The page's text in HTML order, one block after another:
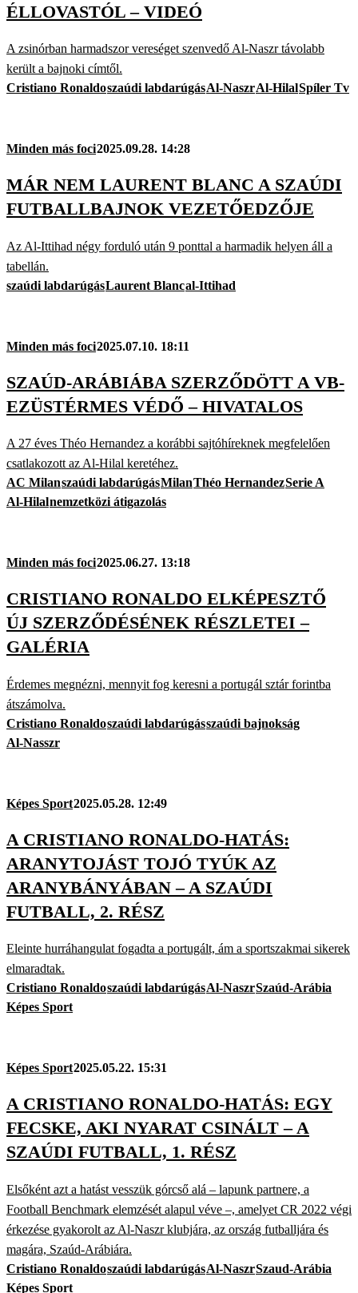
ÉLLOVASTÓL – VIDEÓ
A zsinórban harmadszor vereséget szenvedő Al-Naszr távolabb
került a bajnoki címtől.
Cristiano Ronaldoszaúdi labdarúgásAl-NaszrAl-HilalSpíler Tv
Minden más foci2025.09.28. 14:28
MÁR NEM LAURENT BLANC A SZAÚDI
FUTBALLBAJNOK VEZETŐEDZŐJE
Az Al-Ittihad négy forduló után 9 ponttal a harmadik helyen áll a
tabellán.
szaúdi labdarúgásLaurent Blancal-Ittihad
Minden más foci2025.07.10. 18:11
SZAÚD-ARÁBIÁBA SZERZŐDÖTT A VB-
EZÜSTÉRMES VÉDŐ – HIVATALOS
A 27 éves Théo Hernandez a korábbi sajtóhíreknek megfelelően
csatlakozott az Al-Hilal keretéhez.
AC Milanszaúdi labdarúgásMilanThéo HernandezSerie A
Al-Hilalnemzetközi átigazolás
Minden más foci2025.06.27. 13:18
CRISTIANO RONALDO ELKÉPESZTŐ
ÚJ SZERZŐDÉSÉNEK RÉSZLETEI –
GALÉRIA
Érdemes megnézni, mennyit fog keresni a portugál sztár forintba
átszámolva.
Cristiano Ronaldoszaúdi labdarúgásszaúdi bajnokság
Al-Nasszr
Képes Sport2025.05.28. 12:49
A CRISTIANO RONALDO-HATÁS:
ARANYTOJÁST TOJÓ TYÚK AZ
ARANYBÁNYÁBAN – A SZAÚDI
FUTBALL, 2. RÉSZ
Eleinte hurráhangulat fogadta a portugált, ám a sportszakmai sikerek
elmaradtak.
Cristiano Ronaldoszaúdi labdarúgásAl-NaszrSzaúd-Arábia
Képes Sport
Képes Sport2025.05.22. 15:31
A CRISTIANO RONALDO-HATÁS: EGY
FECSKE, AKI NYARAT CSINÁLT – A
SZAÚDI FUTBALL, 1. RÉSZ
Elsőként azt a hatást vesszük górcső alá – lapunk partnere, a
Football Benchmark elemzését alapul véve –, amelyet CR 2022 végi
érkezése gyakorolt az Al-Naszr klubjára, az ország futballjára és
magára, Szaúd-Arábiára.
Cristiano Ronaldoszaúdi labdarúgásAl-NaszrSzaud-Arábia
Képes Sport